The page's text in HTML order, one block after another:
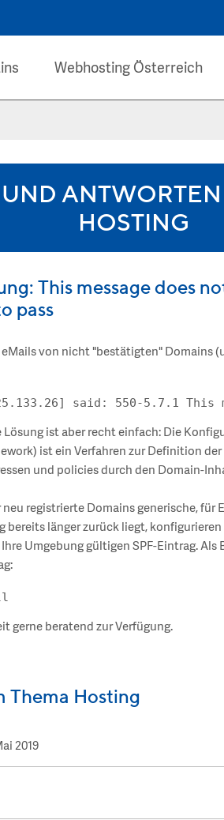
Webhosting Österreich
HOSTING
This message does
pass
eMails von nicht "bestätigten" Domains
ist aber recht einfach: Die
ist ein Verfahren zur Definition
und policies durch den Domain-
registrierte Domains generische, für
bereits länger zurück liegt,
Umgebung gültigen SPF-Eintrag. Als
gerne beratend zur Verfügung.
Thema Hosting
2019